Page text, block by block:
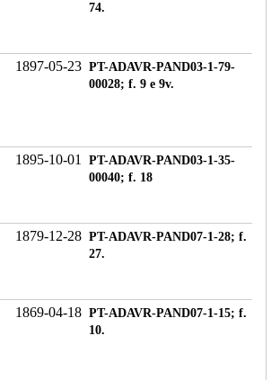
74.
1897-05-23 PT-ADAVR-PAND03-1-79-
00028; f. 9 e 9v.
1895-10-01
PT-ADAVR-PAND03-1-35-
00040; f. 18
1879-12-28 PT-ADAVR-PAND07-1-28; f.
27.
1869-04-18 PT-ADAVR-PAND07-1-15; f.
10.